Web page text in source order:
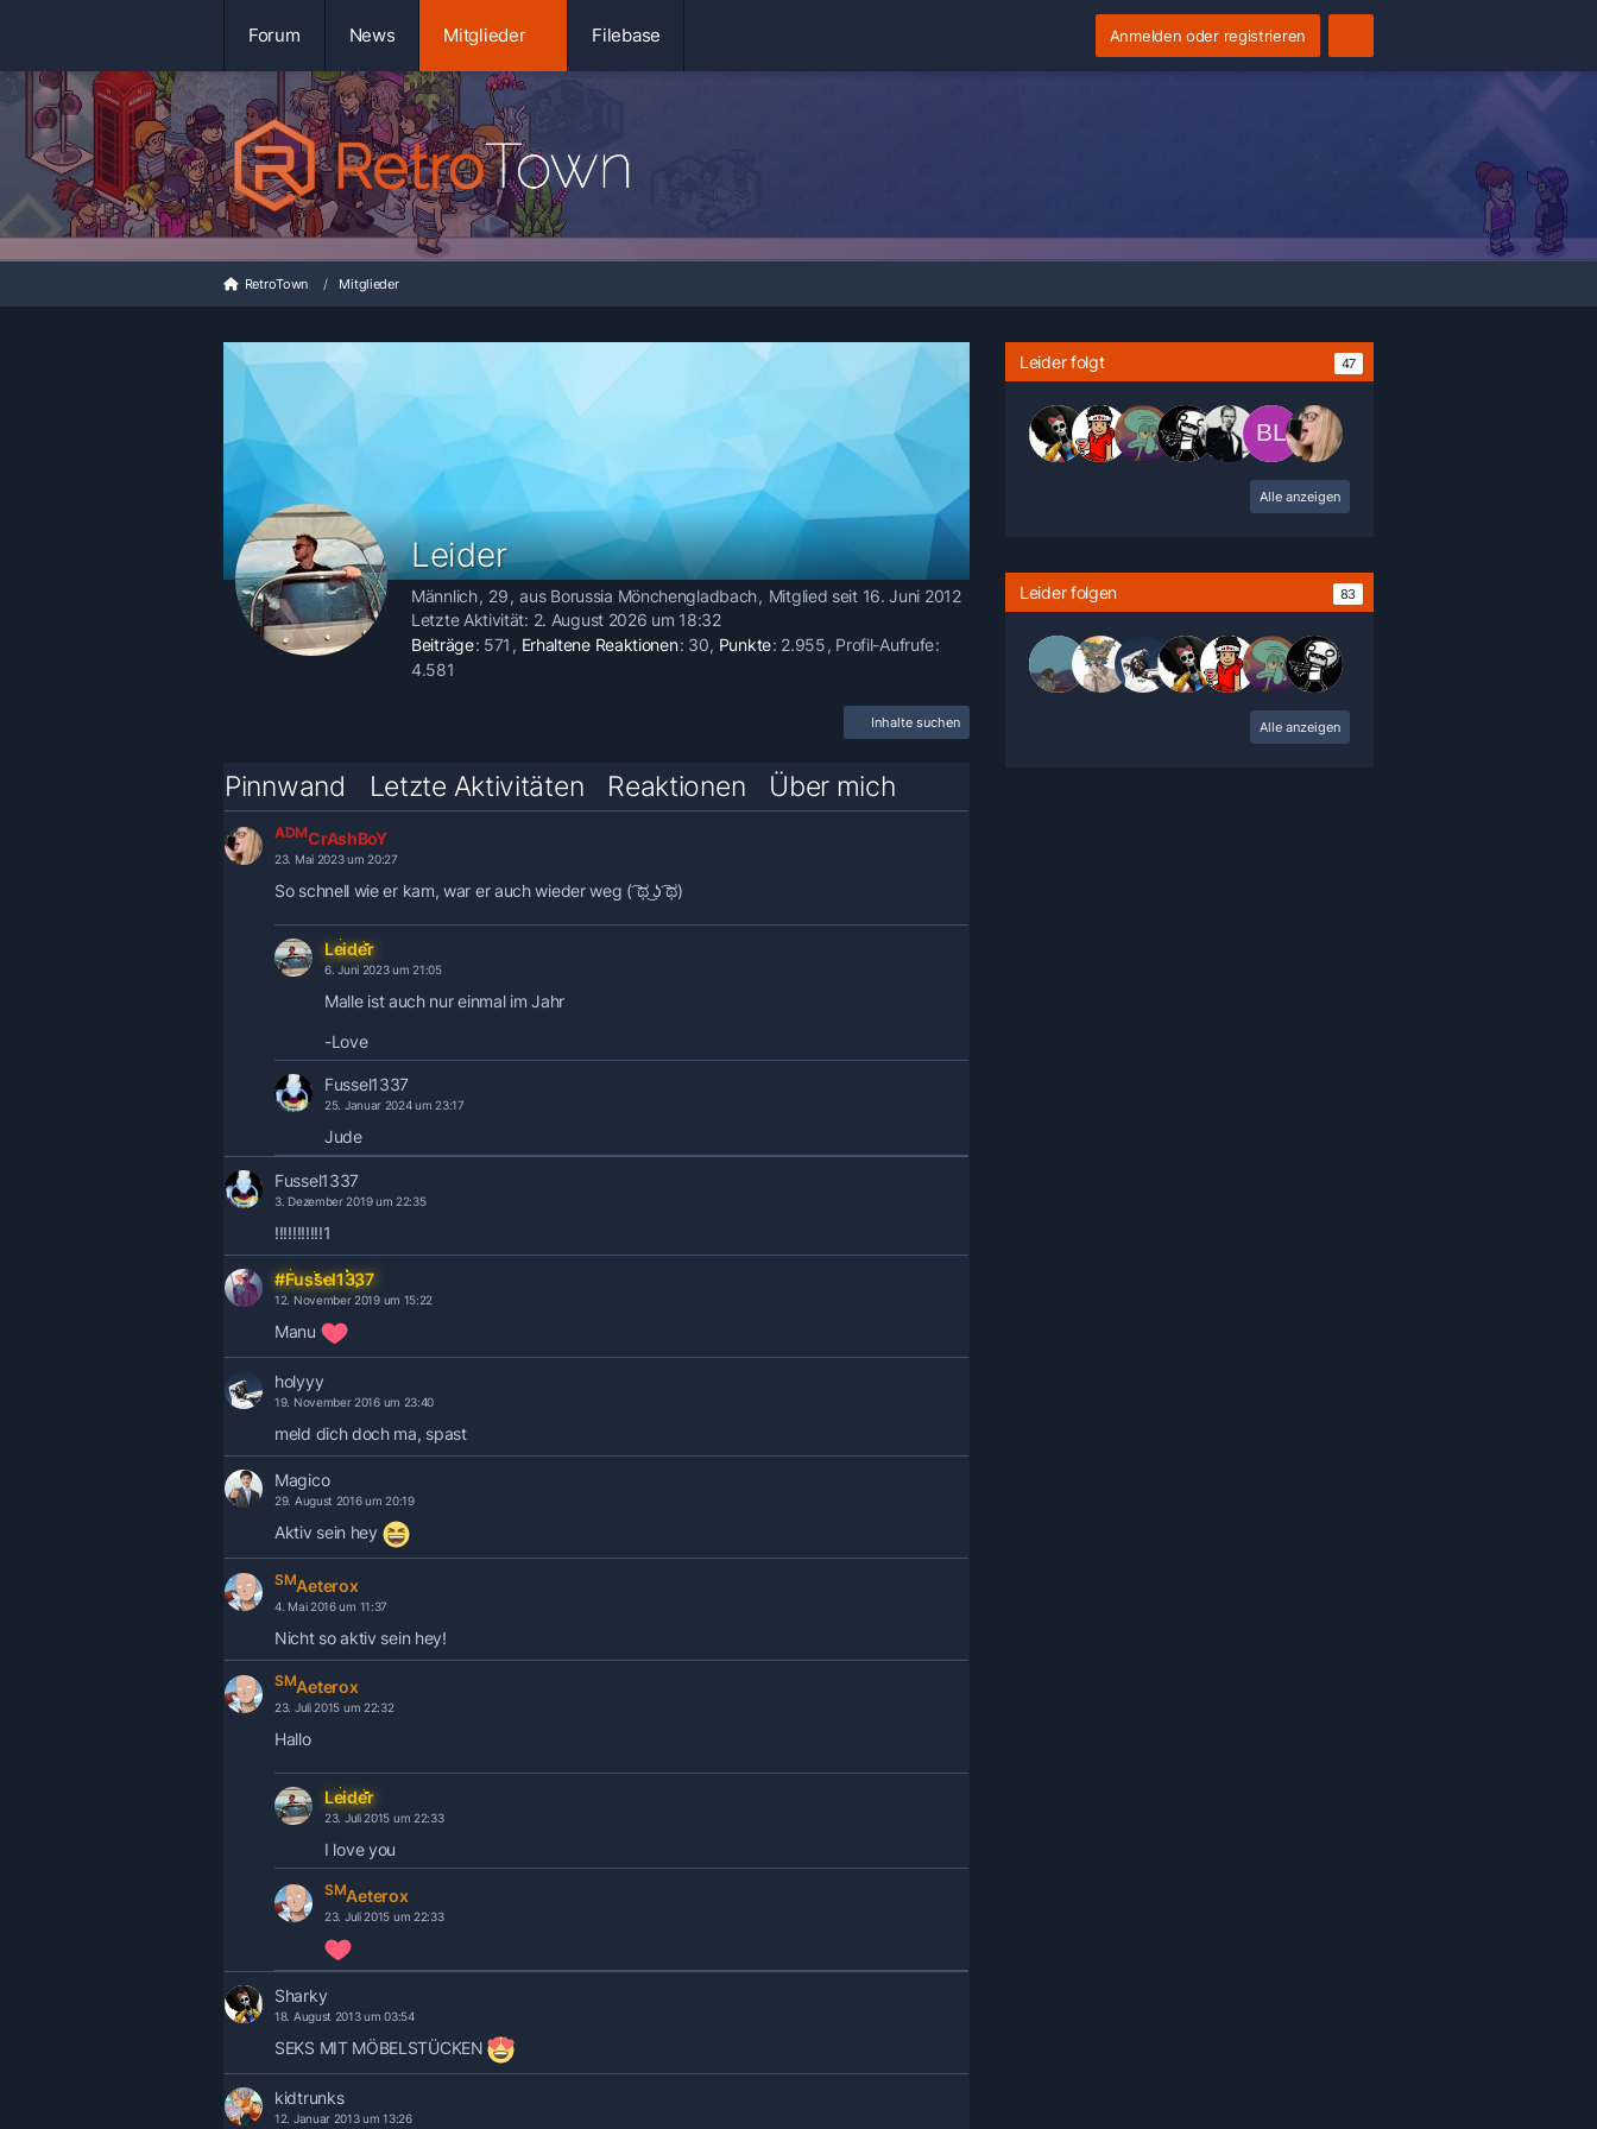
Forum News Mitglieder Filebase Anmelden oder registrieren
RetroTown Mitglieder
Leider
Männlich 29 aus Borussia Mönchengladbach
Mitglied seit 16. Juni 2012
Letzte Aktivität: 2. August 2026 um 18:32
Beiträge 571 Erhaltene Reaktionen 30 Punkte 2.955 Profil-Aufrufe
4.581
Inhalte suchen
Pinnwand Letzte Aktivitäten Reaktionen Über mich
ADMCrAshBoY
23. Mai 2023 um 20:27
So schnell wie er kam, war er auch wieder weg ( ͡ಥ ͜ʖ ͡ಥ)
Leider
6. Juni 2023 um 21:05
Malle ist auch nur einmal im Jahr
-Love
Fussel1337
25. Januar 2024 um 23:17
Jude
Fussel1337
3. Dezember 2019 um 22:35
!!!!!!!!!!!1
#Fussel1337
12. November 2019 um 15:22
Manu
holyyy
19. November 2016 um 23:40
meld dich doch ma, spast
Magico
29. August 2016 um 20:19
Aktiv sein hey
SMAeterox
4. Mai 2016 um 11:37
Nicht so aktiv sein hey!
SMAeterox
23. Juli 2015 um 22:32
Hallo
Leider
23. Juli 2015 um 22:33
I love you
SMAeterox
23. Juli 2015 um 22:33
Sharky
18. August 2013 um 03:54
SEKS MIT MÖBELSTÜCKEN
kidtrunks
12. Januar 2013 um 13:26
Leider folgt 47
Alle anzeigen
Leider folgen 83
Alle anzeigen